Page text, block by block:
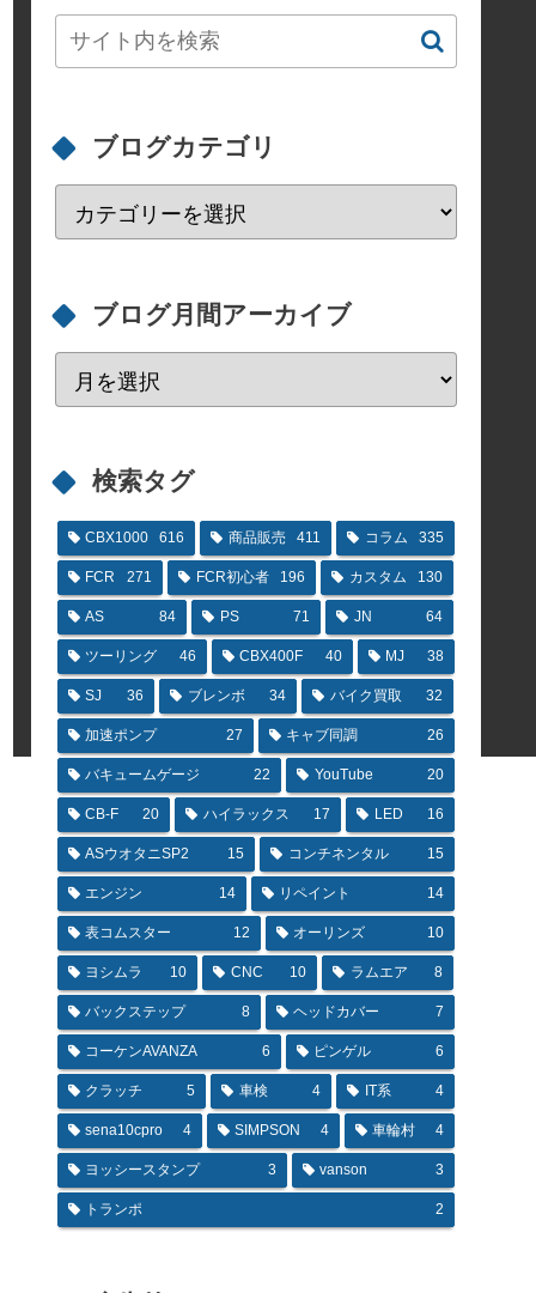
ブログカテゴリ
ブログ月間アーカイブ
検索タグ
CBX1000 616 商品販売 411 コラム 335
FCR 271 FCR初心者 196 カスタム 130
AS 84 PS 71 JN 64
ツーリング 46 CBX400F 40 MJ 38
SJ 36 ブレンボ 34 バイク買取 32
加速ポンプ 27 キャブ同調 26
バキュームゲージ 22 YouTube 20
CB-F 20 ハイラックス 17 LED 16
ASウオタニSP2 15 コンチネンタル 15
エンジン 14 リペイント 14
表コムスター 12 オーリンズ 10
ヨシムラ 10 CNC 10 ラムエア 8
バックステップ 8 ヘッドカバー 7
コーケンAVANZA 6 ピンゲル 6
クラッチ 5 車検 4 IT系 4
sena10cpro 4 SIMPSON 4 車輪村 4
ヨッシースタンプ 3 vanson 3
トランポ 2